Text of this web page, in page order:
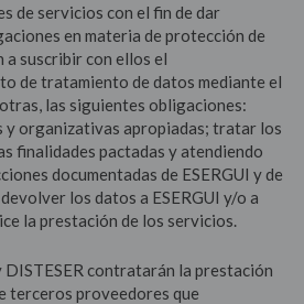
de servicios con el fin de dar
en materia de protección de
a suscribir con ellos el
de tratamiento de datos mediante el
las siguientes obligaciones:
y organizativas apropiadas; tratar los
finalidades pactadas y atendiendo
documentadas de ESERGUI y de
los datos a ESERGUI y/o a
la prestación de los servicios.
DISTESER contratarán la prestación
terceros proveedores que